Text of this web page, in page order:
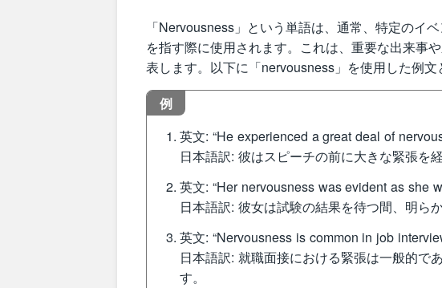
「Nervousness」という単語は、通常、特定のイ
を指す際に使用されます。これは、重要な出来事
表します。以下に「nervousness」を使用した例文
例
英文: “He experienced a great deal of
日本語訳: 彼はスピーチの前に大きな緊張を経
英文: “Her nervousness was evident as she
日本語訳: 彼女は試験の結果を待つ間、明ら
英文: “Nervousness is common in job
日本語訳: 就職面接における緊張は一般的で
す。